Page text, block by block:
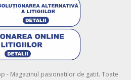
- Magazinul pasionatilor de gatit. Toate